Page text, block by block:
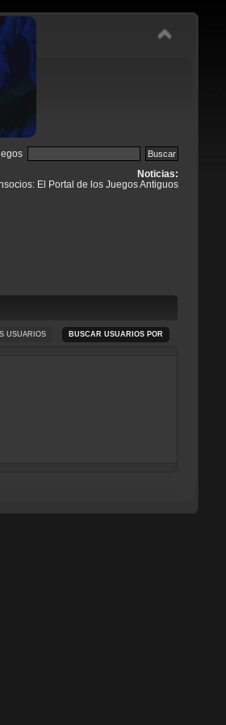
Noticias:
El Portal de los Juegos Antiguos
USUARIOS BUSCAR USUARIOS POR